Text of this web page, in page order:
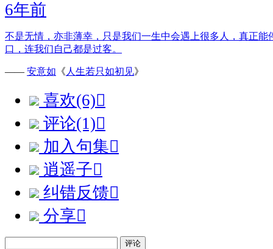
6年前
不是无情，亦非薄幸，只是我们一生中会遇上很多人，真正
口，连我们自己都是过客。
—— 安意如 《 人生若只如初见》
喜欢(6)
评论(1)
加入句集
逍遥子
纠错反馈
分享
评论